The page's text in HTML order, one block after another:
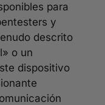
para
y
descrito
o un
dispositivo